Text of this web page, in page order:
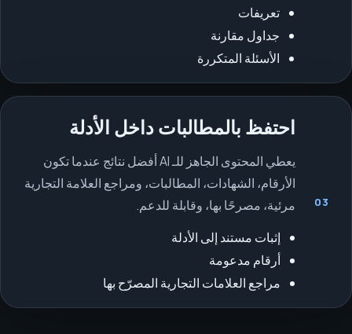
تعريفات
جداول مقارنة
الأسئلة المتكررة
03
احتفظ بالمطالبات داخل الأدلة
يعطي المحتوى الجاهز للـ AI أفضل نتائج عندما تكون
الأرقام، الشهادات، المطالبات، ومراجع العلامة التجارية
مرئية، مصرحًا بها، وقابلة للدعم.
إثبات مستند إلى الأدلة
أرقام مدعومة
مراجع العلامات التجارية المصرّح بها